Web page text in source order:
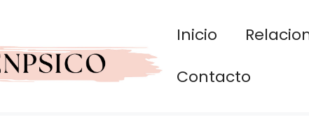
Inicio
Contacto